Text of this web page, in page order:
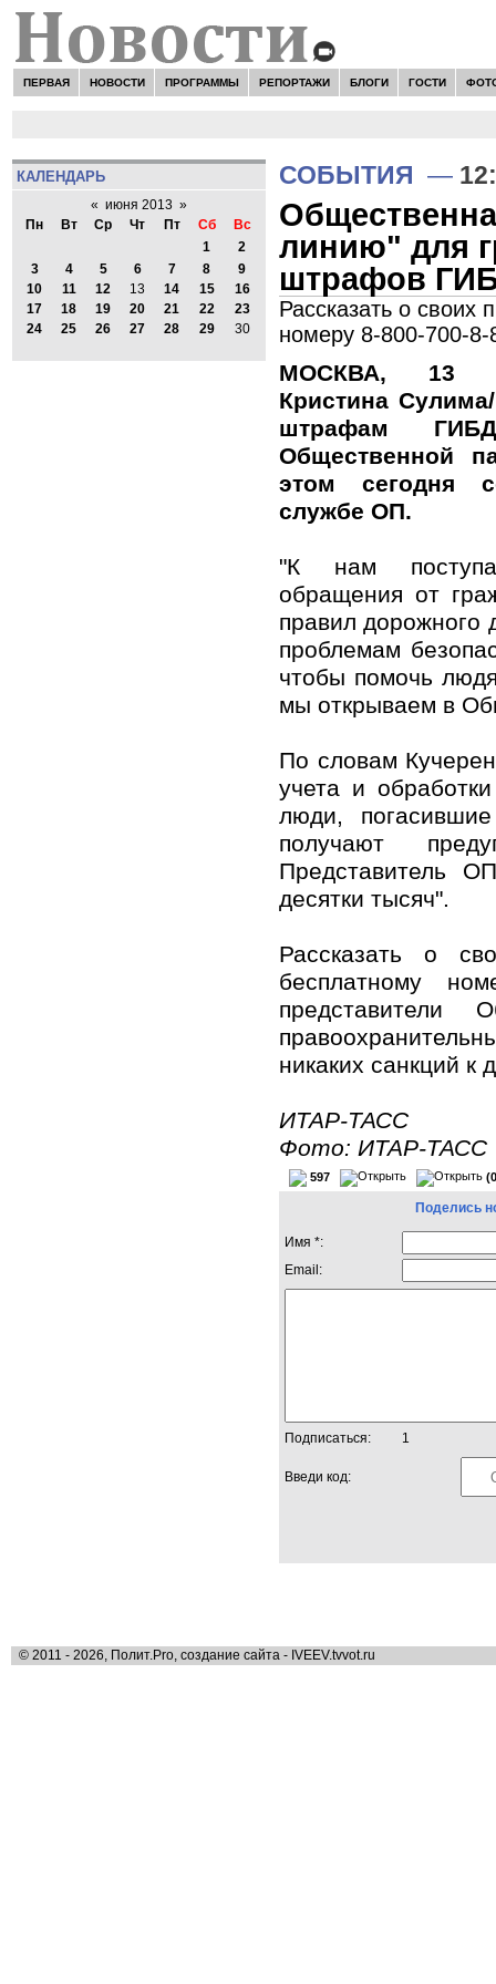
ПЕРВАЯ НОВОСТИ ПРОГРАММЫ РЕПОРТАЖИ БЛОГИ ГОСТИ
КАЛЕНДАРЬ
« июня 2013 »
Пн
Вт Ср Чт Пт Сб
Вс
1
2
3
4 5 6 7 8
9
10
11 12 13 14 15
16
17
18 19 20 21 22
23
24
25 26 27 28 29 30
СОБЫТИЯ —
линию" для
штрафов
Рассказать о своих
номеру 8-800-700-8-
МОСКВА, 13
Кристина
штрафам
Общественной
этом сегодня
службе ОП.
"К нам
обращения от
правил дорожного
проблемам
чтобы помочь
мы открываем в
По словам
учета и
люди,
получают
Представитель
десятки тысяч".
Рассказать о
бесплатному
представители
никаких санкций
ИТАР-ТАСС
Фото: ИТАР-ТАСС
597
Поделись
Имя *:
Email:
Подписаться: 1
Введи код:
© 2011 - 2026, Полит.Pro, создание сайта - IVEEV.tvvot.ru